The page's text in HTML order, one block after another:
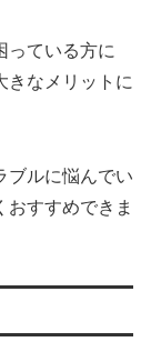
っている方に
きなメリットに
ブルに悩んでい
おすすめできま